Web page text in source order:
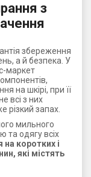
з
збереження
а й безпека. У
маркет
на шкірі, при її
всі з них
різкий запах.
мильного
та одягу всіх
на коротких і
які містять